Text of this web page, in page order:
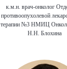
к.м.н. врач-онколог
противоопухолевой
терапии №3 НМИЦ
Н.Н. Блохина